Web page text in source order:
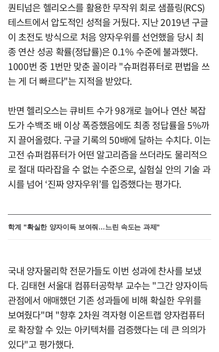
퀀티넘은 헬리오스를 활용한 무작위 회로 샘플링(RCS)
테스트에서 압도적인 성적을 거뒀다. 지난 2019년 구글
이 초전도 방식으로 처음 양자우위를 선언했을 당시 최
종 연산 성공 확률(정답률)은 0.1% 수준에 불과했다.
1000번 중 1번만 맞춘 꼴이라 "슈퍼컴퓨터로 편법을 쓰
는 게 더 빠르다"는 지적을 받았다.
반면 헬리오스는 큐비트 수가 98개로 늘어나 연산 복잡
도가 수백조 배 이상 폭증했음에도 최종 정답률을 5%까
지 끌어올렸다. 구글 기록의 50배에 달하는 수치다. 이는
고전 슈퍼컴퓨터가 어떤 알고리즘을 쓰더라도 물리적으
로 절대 따라잡을 수 없는 수준으로, 실험실 안의 기술 과
시를 넘어 ‘진짜 양자우위’를 입증했다는 평가다.
학계 "확실한 양자이득 보여줘…느린 속도는 과제"
국내 양자물리학 전문가들도 이번 성과에 찬사를 보냈
다. 김태현 서울대 컴퓨터공학부 교수는 "그간 양자이득
관점에서 애매했던 기존 성과들에 비해 확실한 우위를
보여줬다"며 "향후 2차원 격자형 이온트랩 양자컴퓨터
로 확장할 수 있는 아키텍처를 검증했다는 데 큰 의의가
있다"고 평가했다.